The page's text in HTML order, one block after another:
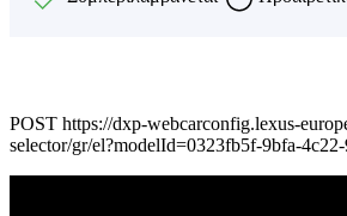
POST https://dxp-webcarconfig.lexus-
selector/gr/el?modelId=0323fb5f-9bfa-